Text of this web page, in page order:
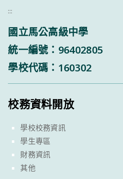
:::
國立馬公高級中學
統一編號：96402805
學校代碼：160302
校務資料開放
學校校務資訊
學生專區
財務資訊
其他